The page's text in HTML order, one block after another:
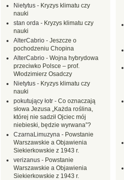
Nietytus - Kryzys klimatu czy
nauki
stan orda - Kryzys klimatu czy
nauki
AlterCabrio - Jeszcze o
pochodzeniu Chopina
AlterCabrio - Wojna hybrydowa
przeciwko Polsce – prof.
Włodzimierz Osadczy
Nietytus - Kryzys klimatu czy
nauki
pokutujący łotr - Co oznaczają
słowa Jezusa „Każda roślina,
której nie sadził Ojciec mój
niebieski, będzie wyrwana”?
CzarnaLimuzyna - Powstanie
Warszawskie a Objawienia
Siekierkowskie z 1943 r.
verizanus - Powstanie
Warszawskie a Objawienia
Siekierkowskie z 1943 r.